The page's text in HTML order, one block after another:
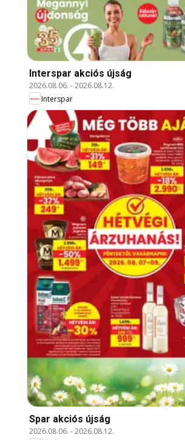
Interspar akciós újság
2026.08.06. -2026.08.12.
Interspar
Spar akciós újság
2026.08.06. -2026.08.12.